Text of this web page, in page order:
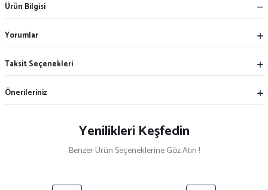
Ürün Bilgisi
Yorumlar
Taksit Seçenekleri
Önerileriniz
Yenilikleri Keşfedin
Benzer Ürün Seçeneklerine Göz Atın !